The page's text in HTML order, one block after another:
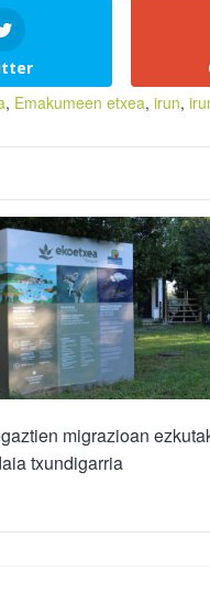
, Emakumeen etxea, irun,
migrazioan
txundigarria